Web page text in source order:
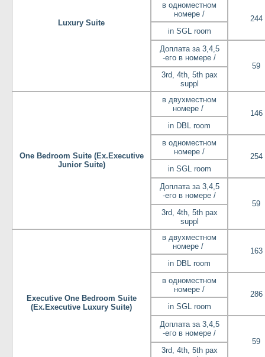
Luxury Suite
в одноместном
номере /
244
in SGL room
Доплата за 3,4,5
-его в номере /
59
3rd, 4th, 5th pax
suppl
One Bedroom Suite (Ex.Executive
Junior Suite)
в двухместном
номере /
146
in DBL room
в одноместном
номере /
254
in SGL room
Доплата за 3,4,5
-его в номере /
59
3rd, 4th, 5th pax
suppl
Executive One Bedroom Suite
(Ex.Executive Luxury Suite)
в двухместном
номере /
163
in DBL room
в одноместном
номере /
286
in SGL room
Доплата за 3,4,5
-его в номере /
59
3rd, 4th, 5th pax